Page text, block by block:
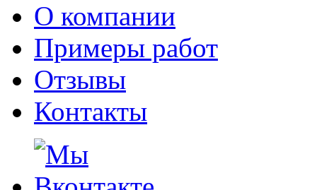
О компании
Примеры работ
Отзывы
Контакты